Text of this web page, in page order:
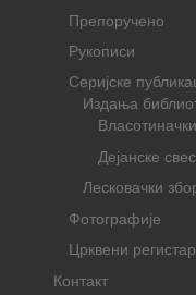
Препоручено
Рукописи
Серијске
Издања
Дејанске
Лесковачки
Фотографије
Црквени регистар
Контакт